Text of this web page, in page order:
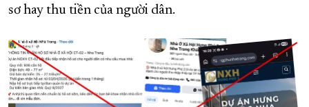
sơ hay thu tiền của người dân.